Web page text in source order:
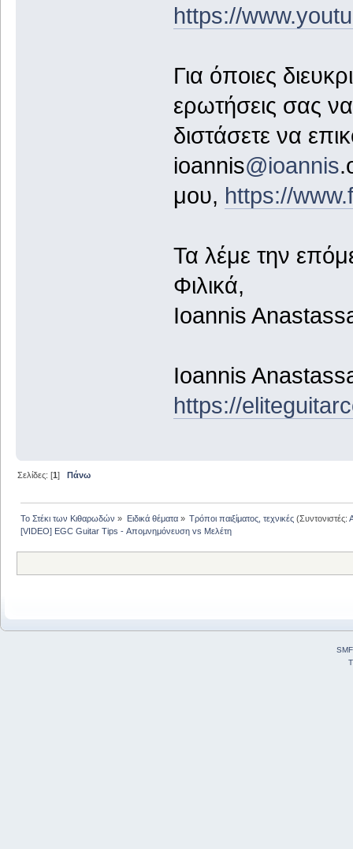
https://
Για όποιες
ερωτήσεις σας
διστάσετε να
ioannis@ioannis
μου, https://
Τα λέμε την
Φιλικά,
Ioannis
Ioannis
https://
Σελίδες: [1]Πάνω
Το Στέκι των Κιθαρωδών » Ειδικά θέματα» Τρόποι παιξίματος, τεχνικές(Συντονιστές:
[VIDEO] EGC Guitar Tips - Απομνημόνευση vs Μελέτη